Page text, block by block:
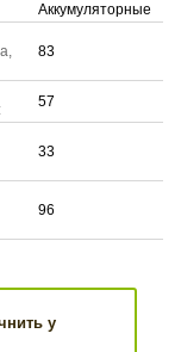
Аккумуляторные
83
57
33
96
у